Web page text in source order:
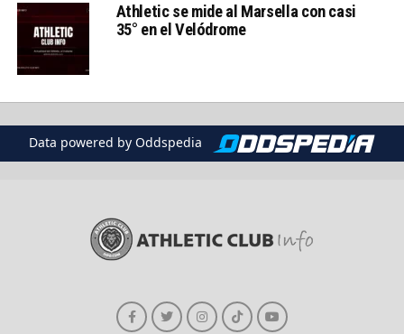
Athletic se mide al Marsella con casi
35° en el Velódrome
Data powered by Oddspedia